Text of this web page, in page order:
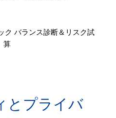
とプライバ